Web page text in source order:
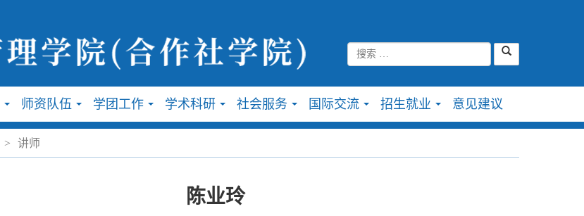
师资队伍 学团工作 学术科研 社会服务 国际交流 招生就业 意见建议
> 讲师
陈业玲